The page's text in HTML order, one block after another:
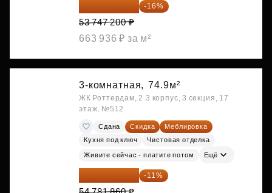
45 147 648 ₽ -16%
53 747 200 ₽
663 936 ₽ за м²
3-комнатная, 74.9м²
ЖК Роттердам, 2.3 корпус, 3 секция, 17
этаж, №512
Сдана Скидка
Меблировка
Кухня под ключ
Чистовая отделка
Живите сейчас - платите потом Ещё
48 755 855 ₽ -11%